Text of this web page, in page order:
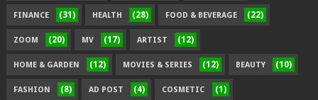
FINANCE (31) HEALTH (28) FOOD & BEVERAGE (22)
ZOOM (20) MV (17) ARTIST (12)
HOME & GARDEN (12) MOVIES & SERIES (12) BEAUTY (10)
FASHION (8) AD POST (4) COSMETIC (1)